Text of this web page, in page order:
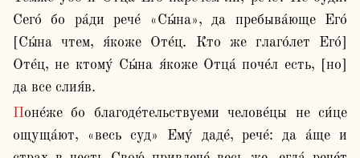
Сего́ бо ра́ди рече́ «Сы́на», да пребыва́юще Его́
[Сы́на чтем, я́коже Оте́ц. Кто же глаго́лет Его́]
Оте́ц, не ктому́ Сы́на я́коже Отца́ поче́л есть, [но]
да все слия́в.
Поне́же бо благоде́тельствуеми челове́цы не си́це
ощуща́ют, «весь суд» Ему́ даде́, рече́: да а́ще и